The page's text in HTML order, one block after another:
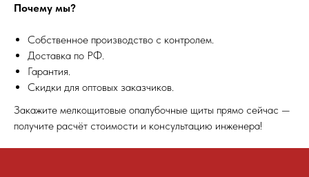
Почему мы?
Собственное производство с контролем.
Доставка по РФ.
Гарантия.
Скидки для оптовых заказчиков.
Закажите мелкощитовые опалубочные щиты прямо сейчас —
получите расчёт стоимости и консультацию инженера!